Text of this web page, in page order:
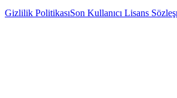
Gizlilik PolitikasıSon Kullanıcı Lisans